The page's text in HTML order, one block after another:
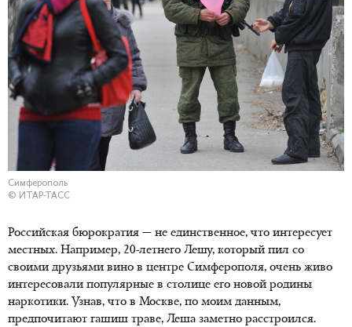
Симферополь
© ИТАР-ТАСС
Российская бюрократия — не единственное, что интересует
местных. Например, 20-летнего Лешу, который пил со
своими друзьями вино в центре Симферополя, очень живо
интересовали популярные в столице его новой родины
наркотики. Узнав, что в Москве, по моим данным,
предпочитают гашиш траве, Леша заметно расстроился.